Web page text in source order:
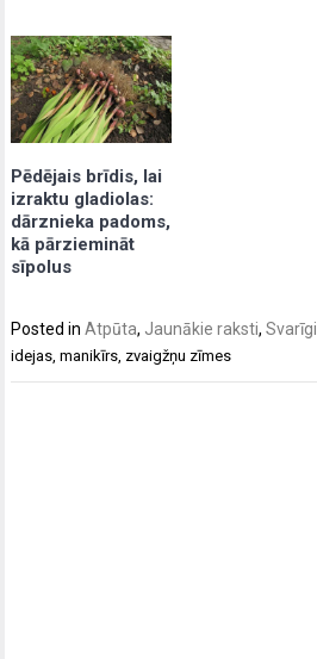
Pēdējais brīdis, lai
izraktu gladiolas:
dārznieka padoms,
kā pārziemināt
sīpolus
Posted inAtpūta, Jaunākie raksti,Svarīgi
idejas,manikīrs, zvaigžņu zīmes